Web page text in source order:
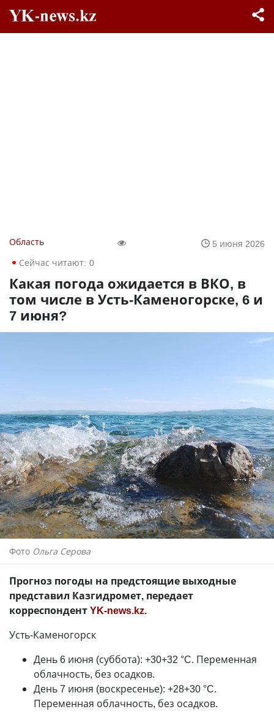
Область
5 июня 2026
Сейчас читают: 0
Какая погода ожидается в ВКО, в
том числе в Усть-Каменогорске, 6 и
7 июня?
Фото Ольга Серова
Прогноз погоды на предстоящие выходные
представил Казгидромет, передает
корреспондентYK-news.kz.
Усть-Каменогорск
День 6 июня (суббота): +30+32 °C. Переменная
облачность, без осадков.
День 7 июня (воскресенье): +28+30 °C.
Переменная облачность, без осадков.